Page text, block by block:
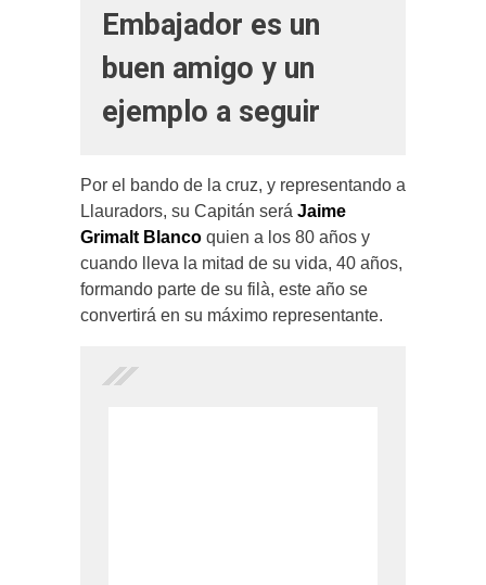
Embajador es un
buen amigo y un
ejemplo a seguir
Por el bando de la cruz, y representando a
Llauradors, su Capitán será Jaime
Grimalt Blanco quien a los 80 años y
cuando lleva la mitad de su vida, 40 años,
formando parte de su filà, este año se
convertirá en su máximo representante.